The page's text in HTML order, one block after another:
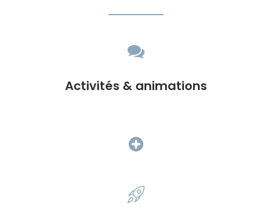
Activités & animations